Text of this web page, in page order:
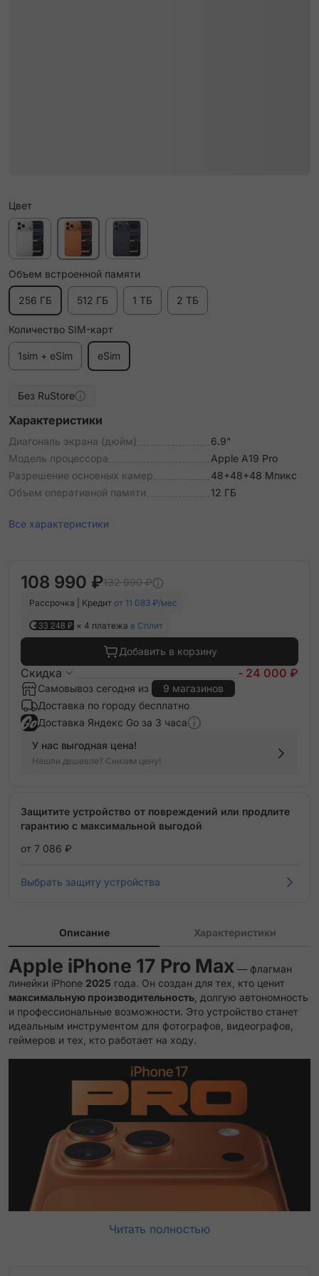
Цвет
Объем встроенной памяти
256 ГБ 512 ГБ 1 ТБ 2 ТБ
Количество SIM-карт
1sim + eSim eSim
Без RuStore
Характеристики
Диагональ экрана (дюйм)
6.9"
Модель процессора
Apple A19 Pro
Разрешение основных камер
48+48+48 Мпикс
Объем оперативной памяти
12 ГБ
Все характеристики
108 990 ₽132 990 ₽
Рассрочка | Кредит от 11 083 ₽/мес
33 248 ₽ × 4 платежа в Сплит
Добавить в корзину
Скидка - 24 000 ₽
Самовывоз сегодня из
9 магазинов
Доставка по городу бесплатно
Доставка Яндекс Go за 3 часа
У нас выгодная цена!
Нашли дешевле? Снизим цену!
Защитите устройство от повреждений или продлите
гарантию с максимальной выгодой
от 7 086 ₽
Выбрать защиту устройства
Описание Характеристики
Apple iPhone 17 Pro Max — флагман
линейки iPhone 2025 года. Он создан для тех, кто ценит
максимальную производительность , долгую автономность
и профессиональные возможности. Это устройство станет
идеальным инструментом для фотографов, видеографов,
геймеров и тех, кто работает на ходу.
Читать полностью